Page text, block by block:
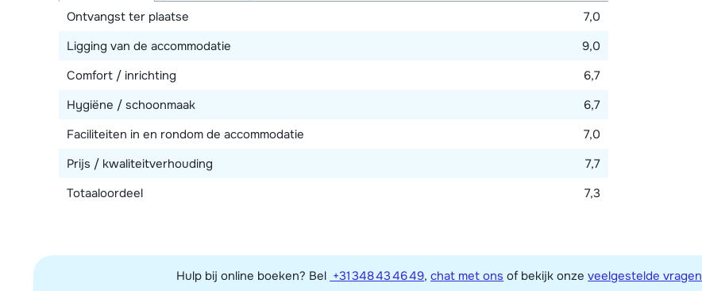
Ontvangst ter plaatse
7,0
Ligging van de accommodatie
9,0
Comfort / inrichting
6,7
Hygiëne / schoonmaak
6,7
Faciliteiten in en rondom de accommodatie
7,0
Prijs / kwaliteitverhouding
7,7
Totaaloordeel
7,3
Hulp bij online boeken? Bel +31 348 43 46 49,chat met ons of bekijk onzeveelgestelde vragen